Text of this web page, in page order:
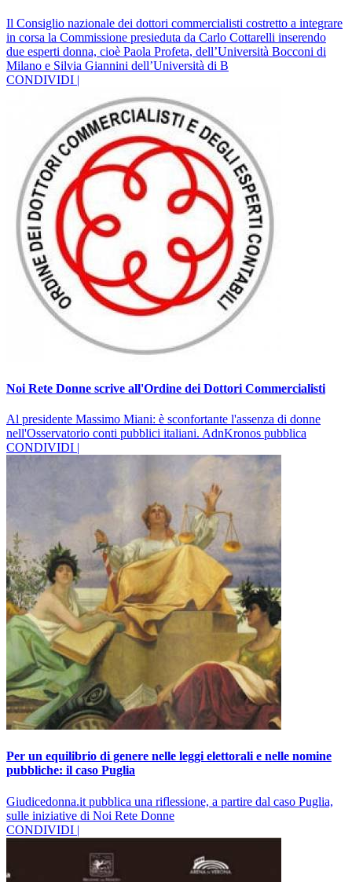
Il Consiglio nazionale dei dottori commercialisti costretto a integrare
in corsa la Commissione presieduta da Carlo Cottarelli inserendo
due esperti donna, cioè Paola Profeta, dell’Università Bocconi di
Milano e Silvia Giannini dell’Università di B
CONDIVIDI |
Noi Rete Donne scrive all'Ordine dei Dottori Commercialisti
Al presidente Massimo Miani: è sconfortante l'assenza di donne
nell'Osservatorio conti pubblici italiani. AdnKronos pubblica
CONDIVIDI |
Per un equilibrio di genere nelle leggi elettorali e nelle nomine
pubbliche: il caso Puglia
Giudicedonna.it pubblica una riflessione, a partire dal caso Puglia,
sulle iniziative di Noi Rete Donne
CONDIVIDI |